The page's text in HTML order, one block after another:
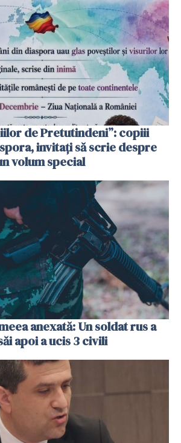
de Pretutindeni”: copiii
invitați să scrie despre
volum special
anexată: Un soldat rus a
apoi a ucis 3 civili